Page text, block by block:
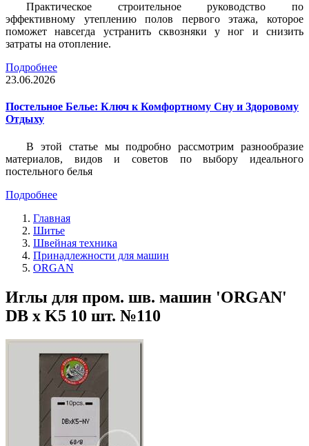
Практическое строительное руководство по
эффективному утеплению полов первого этажа, которое
поможет навсегда устранить сквозняки у ног и снизить
затраты на отопление.
Подробнее
23.06.2026
Постельное Белье: Ключ к Комфортному Сну и Здоровому
Отдыху
В этой статье мы подробно рассмотрим разнообразие
материалов, видов и советов по выбору идеального
постельного белья
Подробнее
Главная
Шитье
Швейная техника
Принадлежности для машин
ORGAN
Иглы для пром. шв. машин 'ORGAN'
DB x K5 10 шт. №110